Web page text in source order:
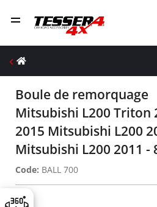
Boule de remorquage
Mitsubishi L200 Triton
2015 Mitsubishi L200
Mitsubishi L200 2011 -
Code: BALL 700